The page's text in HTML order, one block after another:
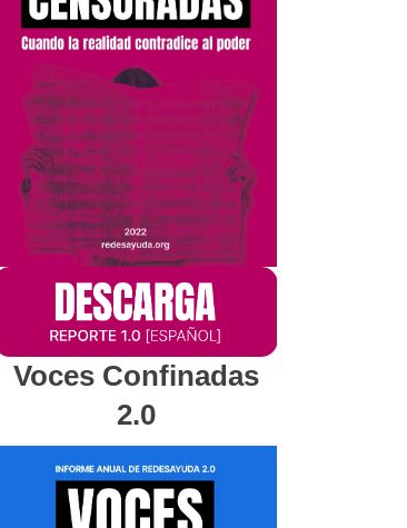
Voces Confinadas
2.0